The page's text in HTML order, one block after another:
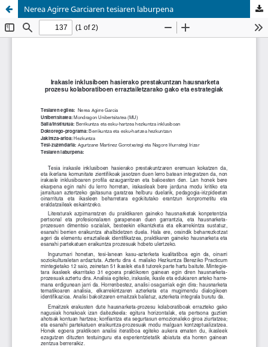
Nerea Agirre Garciaren tesiaren laburpena